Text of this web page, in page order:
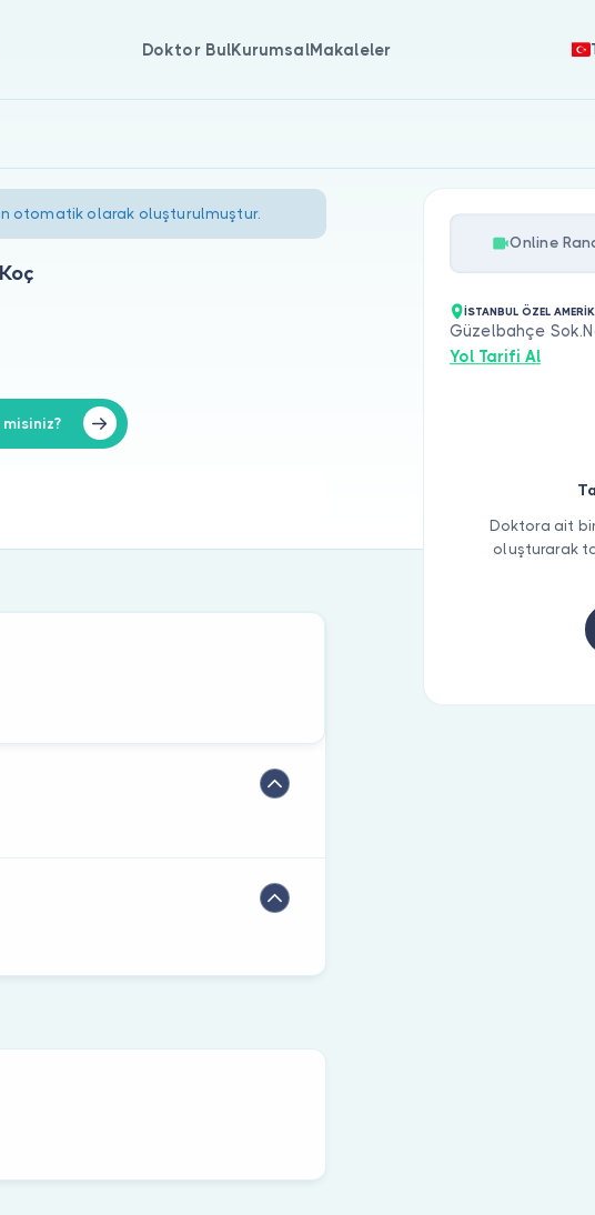
Doktor BulKurumsalMakaleler
otomatik olarak oluşturulmuştur.
misiniz?
Online
İSTANBUL ÖZEL
Güzelbahçe
Yol Tarifi Al
Doktora ait
oluşturarak